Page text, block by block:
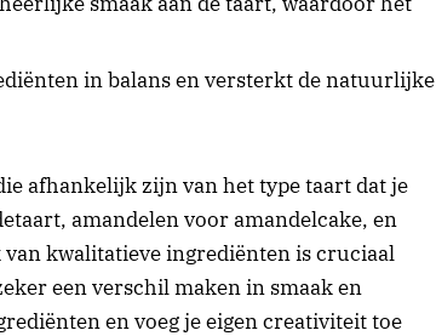
in balans en versterkt de natuurlijke
afhankelijk zijn van het type taart dat je
amandelen voor amandelcake, en
kwalitatieve ingrediënten is cruciaal
een verschil maken in smaak en
en voeg je eigen creativiteit toe